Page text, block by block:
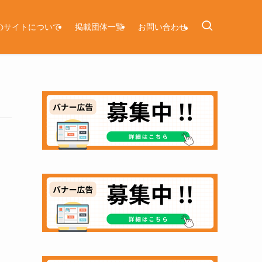
サイトについて 掲載団体一覧 お問い合わせ